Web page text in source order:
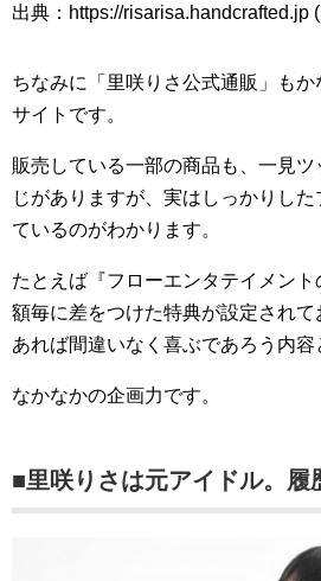
出典：https://risarisa.handcrafted.jp
ちなみに「里咲りさ公式通販」も
サイトです。
販売している一部の商品も、一見
じがありますが、実はしっかりし
ているのがわかります。
たとえば『フローエンタテイメン
額毎に差をつけた特典が設定され
あれば間違いなく喜ぶであろう内容
なかなかの企画力です。
■里咲りさは元アイドル。履